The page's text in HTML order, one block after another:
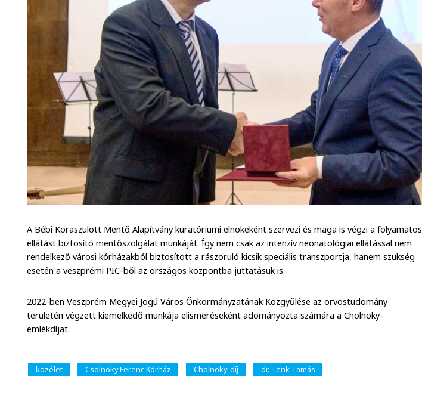
A Bébi Koraszülött Mentő Alapítvány kuratóriumi elnökeként szervezi és maga is végzi a folyamatos
ellátást biztosító mentőszolgálat munkáját. Így nem csak az intenzív neonatológiai ellátással nem
rendelkező városi kórházakból biztosított a rászoruló kicsik speciális transzportja, hanem szükség
esetén a veszprémi PIC-ből az országos központba juttatásuk is.
2022-ben Veszprém Megyei Jogú Város Önkormányzatának Közgyűlése az orvostudomány
területén végzett kiemelkedő munkája elismeréseként adományozta számára a Cholnoky-
emlékdíjat.
közélet Csolnoky Ferenc Kórház Cholnoky-díj dr. Tenk Tamás